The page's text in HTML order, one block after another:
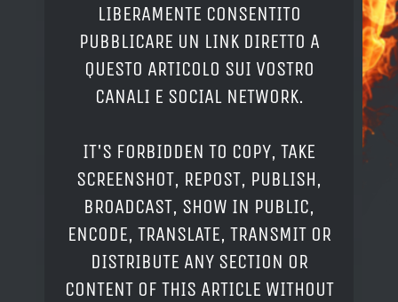
LIBERAMENTE CONSENTITO
PUBBLICARE UN LINK DIRETTO A
QUESTO ARTICOLO SUI VOSTRO
CANALI E SOCIAL NETWORK.
IT'S FORBIDDEN TO COPY, TAKE
SCREENSHOT, REPOST, PUBLISH,
BROADCAST, SHOW IN PUBLIC,
ENCODE, TRANSLATE, TRANSMIT OR
DISTRIBUTE ANY SECTION OR
CONTENT OF THIS ARTICLE WITHOUT